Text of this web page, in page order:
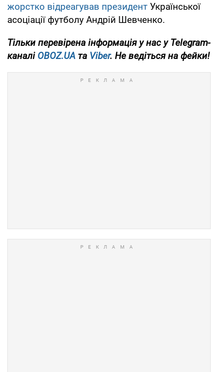
жорстко відреагував президент Української
асоціації футболу Андрій Шевченко.
Тільки перевірена інформація у нас у Telegram-
каналі OBOZ.UA та Viber. Не ведіться на фейки!